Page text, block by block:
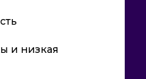
и низкая